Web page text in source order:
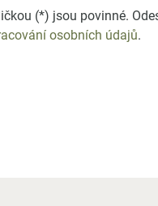
(*) jsou povinné.
osobních údajů.